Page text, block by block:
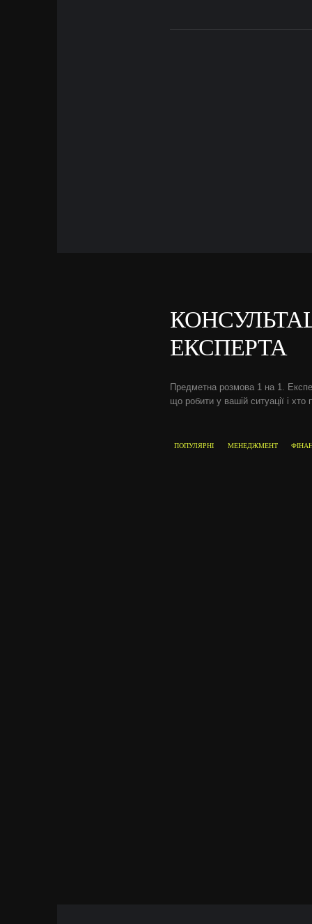
ЕКСПЕРТА
Предметна розмова 1 на 1.
що робити у вашій ситуації і хто
ПОПУЛЯРНІ МЕНЕДЖМЕНТ